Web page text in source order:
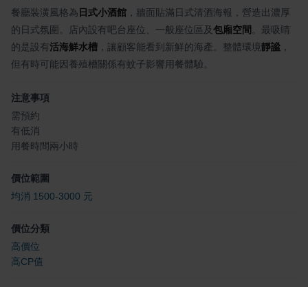
餐廳裝潢風格為 日式小酒館 ，牆面貼滿日式清酒海報，營造出濃厚
的日式氛圍。店內設有吧台座位、一般座位區及包廂空間
。最吸睛
的是設有活海鮮水槽 ，讓顧客能看到新鮮的海產。整體環境靜謐 ，
但有時可能因養殖槽關係有蚊子影響用餐體驗。
注意事項
需預約
有低消
用餐時間兩小時
價位範圍
均消 1500-3000 元
價位分類
高價位
高CP值